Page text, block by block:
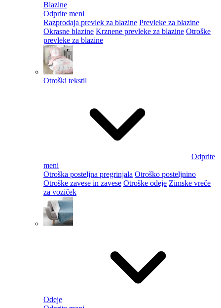
Blazine
Odprite meni
Razprodaja prevlek za blazine Prevleke za blazine
Okrasne blazine Krznene prevleke za blazine Otroške
prevleke za blazine
Otroški tekstil
Odprite
meni
Otroška posteljna pregrinjala Otroško posteljnino
Otroške zavese in zavese Otroške odeje Zimske vreče
za voziček
Odeje